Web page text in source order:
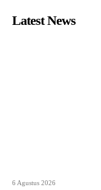
Latest News
6 Agustus 2026